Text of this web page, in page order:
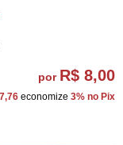
por R$ 8,00
economize 3% no Pix